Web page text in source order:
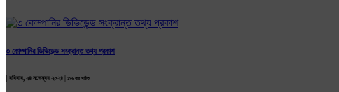
৩ কোম্পানির ডিভিডেন্ড সংক্রান্ত তথ্য প্রকাশ
| রবিবার, ২৪ নভেম্বর ২০২৪ | ১৯৬ বার পঠিত